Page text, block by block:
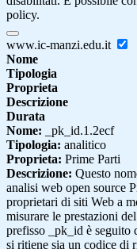
policy.
www.ic-manzi.edu.it
Nome
Tipologia
Proprieta
Descrizione
Durata
Nome: _pk_id.1.2ecf
Tipologia: analitico
Proprieta: Prime Parti
Descrizione: Questo
analisi web open source
proprietari di siti Web a
misurare le prestazioni
prefisso _pk_id è seguito
si ritiene sia un codice di